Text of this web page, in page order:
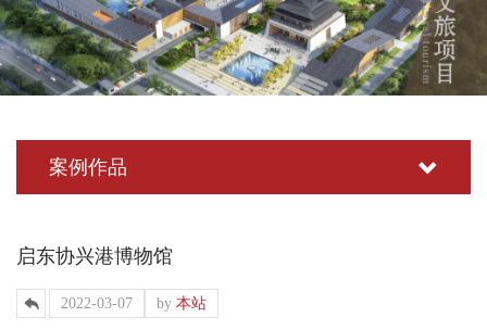
案例作品
启东协兴港博物馆
2022-03-07 by 本站